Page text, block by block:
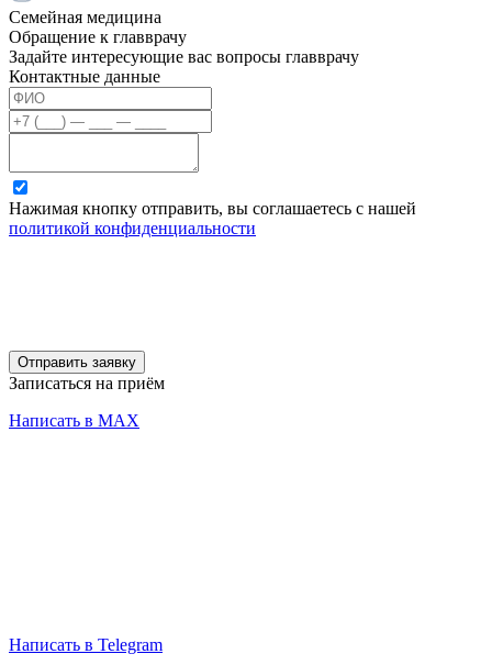
Семейная медицина
Обращение к главврачу
Задайте интересующие вас вопросы главврачу
Контактные данные
Нажимая кнопку отправить, вы соглашаетесь с нашей
политикой конфиденциальности
Отправить заявку
Записаться на приём
Написать в MAX
Написать в Telegram